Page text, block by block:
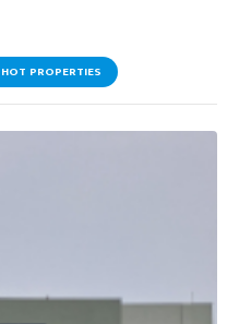
HOT PROPERTIES